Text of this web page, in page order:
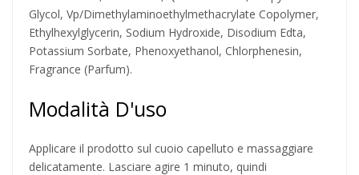
Glycol, Vp/Dimethylaminoethylmethacrylate Copolymer,
Ethylhexylglycerin, Sodium Hydroxide, Disodium Edta,
Potassium Sorbate, Phenoxyethanol, Chlorphenesin,
Fragrance (Parfum).
Modalità D'uso
Applicare il prodotto sul cuoio capelluto e massaggiare
delicatamente. Lasciare agire 1 minuto, quindi